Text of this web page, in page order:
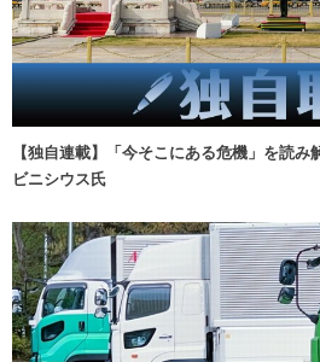
【独自連載】「今そこにある危機」を読
ビニシウス氏